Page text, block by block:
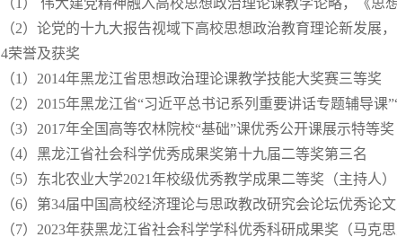
（1） 伟大建党精神融入高校思想政治理论课教学论略，《思
（2）论党的十九大报告视域下高校思想政治教育理论新发展
4荣誉及获奖
（1）2014年黑龙江省思想政治理论课教学技能大奖赛三等奖
（2）2015年黑龙江省“习近平总书记系列重要讲话专题辅导课
（3）2017年全国高等农林院校“基础”课优秀公开课展示特等奖
（4）黑龙江省社会科学优秀成果奖第十九届二等奖第三名
（5）东北农业大学2021年校级优秀教学成果二等奖（主持人）
（6）第34届中国高校经济理论与思政教改研究会论坛优秀论
（7）2023年获黑龙江省社会科学学科优秀科研成果奖（马克